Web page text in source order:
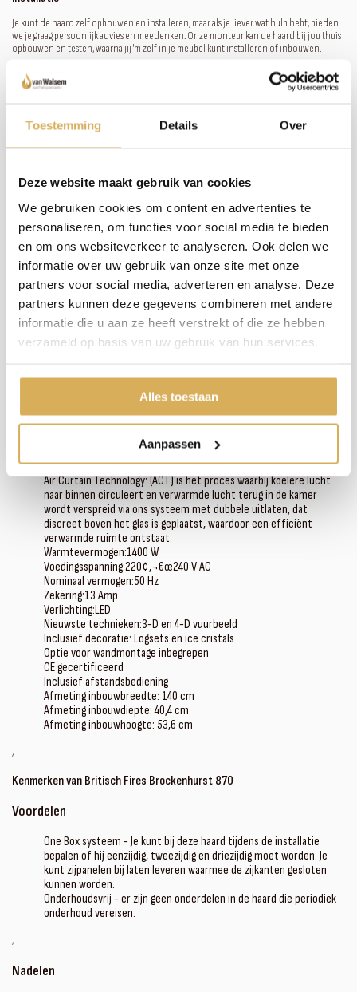
Toestemming Details Over
Deze website maakt gebruik van cookies
We gebruiken cookies om content en advertenties te
personaliseren, om functies voor social media te bieden
en om ons websiteverkeer te analyseren. Ook delen we
informatie over uw gebruik van onze site met onze
partners voor social media, adverteren en analyse. Deze
partners kunnen deze gegevens combineren met andere
informatie die u aan ze heeft verstrekt of die ze hebben
verzameld op basis van uw gebruik van hun services.
Alles toestaan
Aanpassen
Je kunt de haard zelf opbouwen en installeren, maar als je liever wat hulp hebt, bieden
we je graag persoonlijk advies en meedenken. Onze monteur kan de haard bij jou thuis
opbouwen en testen, waarna jij 'm zelf in je meubel kunt installeren of inbouwen.
schetsen een meubel, maken een 3D-tekening en bespreken de details in onze
droommeubel met haard kunnen realiseren.
Interieurbouwer
Als je een meubel wilt laten maken door een interieurbouwer, laten we dat graag soepel
verlopen. We delen onze expertise en ervaring met jouw interieurbouwer, zodat jouw
droommeubel met haard werkelijkheid wordt.
Service
Bij een storing of defect komt onze eigen servicemonteur langs. Zo kunnen we snel
schakelen en zorgen we ervoor dat jouw vuurbeleving zo zorgeloos mogelijk blijft.
Specificaties en eigenschappen
Air Curtain Technology: (ACT) is het proces waarbij koelere lucht
naar binnen circuleert en verwarmde lucht terug in de kamer
wordt verspreid via ons systeem met dubbele uitlaten, dat
discreet boven het glas is geplaatst, waardoor een efficiënt
verwarmde ruimte ontstaat.
Warmtevermogen:1400 W
Voedingsspanning:220¢‚¬€œ240 V AC
Nominaal vermogen:50 Hz
Zekering:13 Amp
Verlichting:LED
Nieuwste technieken:3-D en 4-D vuurbeeld
Inclusief decoratie: Logsets en ice cristals
Optie voor wandmontage inbegrepen
CE gecertificeerd
Inclusief afstandsbediening
Afmeting inbouwbreedte: 140 cm
Afmeting inbouwdiepte: 40,4 cm
Afmeting inbouwhoogte: 53,6 cm
‚
Kenmerken van Britisch Fires Brockenhurst 870
Voordelen
One Box systeem - Je kunt bij deze haard tijdens de installatie
bepalen of hij eenzijdig, tweezijdig en driezijdig moet worden. Je
kunt zijpanelen bij laten leveren waarmee de zijkanten gesloten
kunnen worden.
Onderhoudsvrij - er zijn geen onderdelen in de haard die periodiek
onderhoud vereisen.
‚
Nadelen